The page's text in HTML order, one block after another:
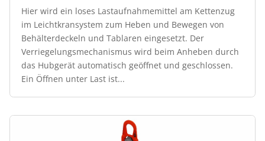
Hier wird ein loses Lastaufnahmemittel am Kettenzug
im Leichtkransystem zum Heben und Bewegen von
Behälterdeckeln und Tablaren eingesetzt. Der
Verriegelungsmechanismus wird beim Anheben durch
das Hubgerät automatisch geöffnet und geschlossen.
Ein Öffnen unter Last ist...